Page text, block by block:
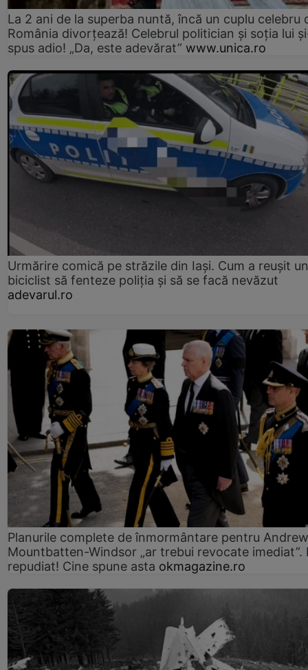
La 2 ani de la superba nuntă, încă un cuplu celebru
România divorțează! Celebrul politician și soția lui
spus adio! „Da, este adevărat” www.unica.ro
Urmărire comică pe străzile din Iași. Cum a reușit un
biciclist să fenteze poliția și să se facă nevăzut
adevarul.ro
Planurile complete de înmormântare pentru Andrew
Mountbatten-Windsor „ar trebui revocate imediat”.
repudiat! Cine spune asta okmagazine.ro